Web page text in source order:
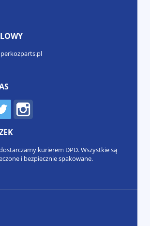
kurierem DPD. Wszystkie są
i bezpiecznie spakowane.